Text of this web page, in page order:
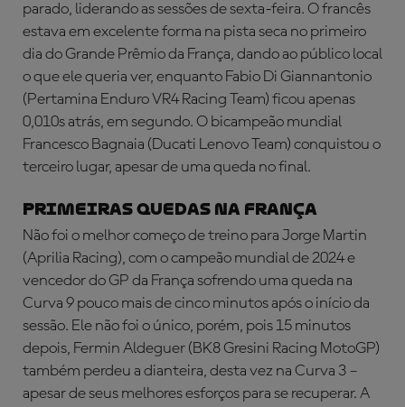
parado, liderando as sessões de sexta-feira. O francês
estava em excelente forma na pista seca no primeiro
dia do Grande Prêmio da França, dando ao público local
o que ele queria ver, enquanto Fabio Di Giannantonio
(Pertamina Enduro VR4 Racing Team) ficou apenas
0,010s atrás, em segundo. O bicampeão mundial
Francesco Bagnaia (Ducati Lenovo Team) conquistou o
terceiro lugar, apesar de uma queda no final.
PRIMEIRAS QUEDAS NA FRANÇA
Não foi o melhor começo de treino para Jorge Martin
(Aprilia Racing), com o campeão mundial de 2024 e
vencedor do GP da França sofrendo uma queda na
Curva 9 pouco mais de cinco minutos após o início da
sessão. Ele não foi o único, porém, pois 15 minutos
depois, Fermin Aldeguer (BK8 Gresini Racing MotoGP)
também perdeu a dianteira, desta vez na Curva 3 –
apesar de seus melhores esforços para se recuperar. A